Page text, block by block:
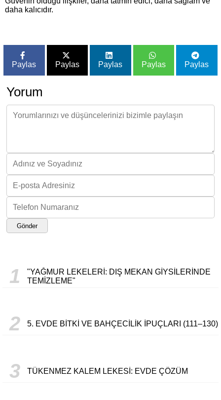
daha kalıcıdır.
Paylas Paylas Paylas Paylas Paylas
Yorum
Gönder
1
"YAĞMUR LEKELERI: DIŞ MEKAN GIYSILERINDE
TEMIZLEME"
2 5. EVDE BITKI VE BAHÇECILIK İPUÇLARI (111–130)
3 TÜKENMEZ KALEM LEKESI: EVDE ÇÖZÜM